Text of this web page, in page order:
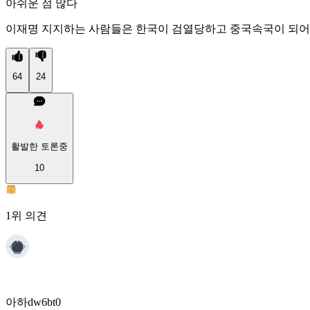
아쉬운 점 많다
이재명 지지하는 사람들은 한국이 검열당하고 중국속국이 되
64 24
활발한 토론중
10
1위 의견
아하dw6bt0